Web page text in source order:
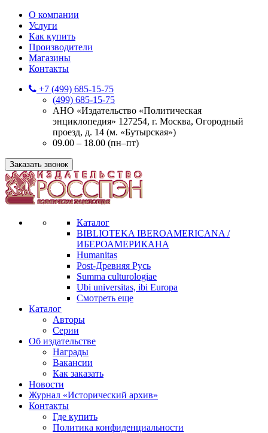
О компании
Услуги
Как купить
Производители
Магазины
Контакты
+7 (499) 685-15-75
(499) 685-15-75
АНО «Издательство «Политическая
энциклопедия» 127254, г. Москва, Огородный
проезд, д. 14 (м. «Бутырская»)
09.00 – 18.00 (пн–пт)
Заказать звонок
Каталог
BIBLIOTEKA IBEROAMERICANA /
ИБЕРОАМЕРИКАНА
Humanitas
Post-Древняя Русь
Summa culturologiae
Ubi universitas, ibi Europa
Смотреть еще
Каталог
Авторы
Серии
Об издательстве
Награды
Вакансии
Как заказать
Новости
Журнал «Исторический архив»‎
Контакты
Где купить
Политика конфиденциальности